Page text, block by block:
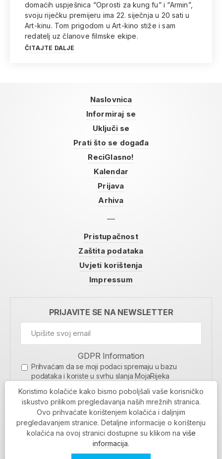
domaćih uspješnica “Oprosti za kung fu” i “Armin”,
svoju riječku premijeru ima 22. siječnja u 20 sati u
Art-kinu. Tom prigodom u Art-kino stiže i sam
redatelj uz članove filmske ekipe.
ČITAJTE DALJE
Naslovnica
Informiraj se
Uključi se
Prati što se događa
ReciGlasno!
Kalendar
Prijava
Arhiva
Pristupačnost
Zaštita podataka
Uvjeti korištenja
Impressum
PRIJAVITE SE NA NEWSLETTER
GDPR Information
Prihvaćam da se moji podaci spremaju u bazu
podataka i koriste u svrhu slanja MojaRijeka
MOJARIJEKA NEWSLETTER
PRIJAVI SE
Koristimo kolačiće kako bismo poboljšali vaše korisničko
iskustvo prilikom pregledavanja naših mrežnih stranica.
Ovo prihvaćate korištenjem kolačića i daljnjim
pregledavanjem stranice. Detaljne informacije o korištenju
kolačića na ovoj stranici dostupne su klikom na više
informacija.